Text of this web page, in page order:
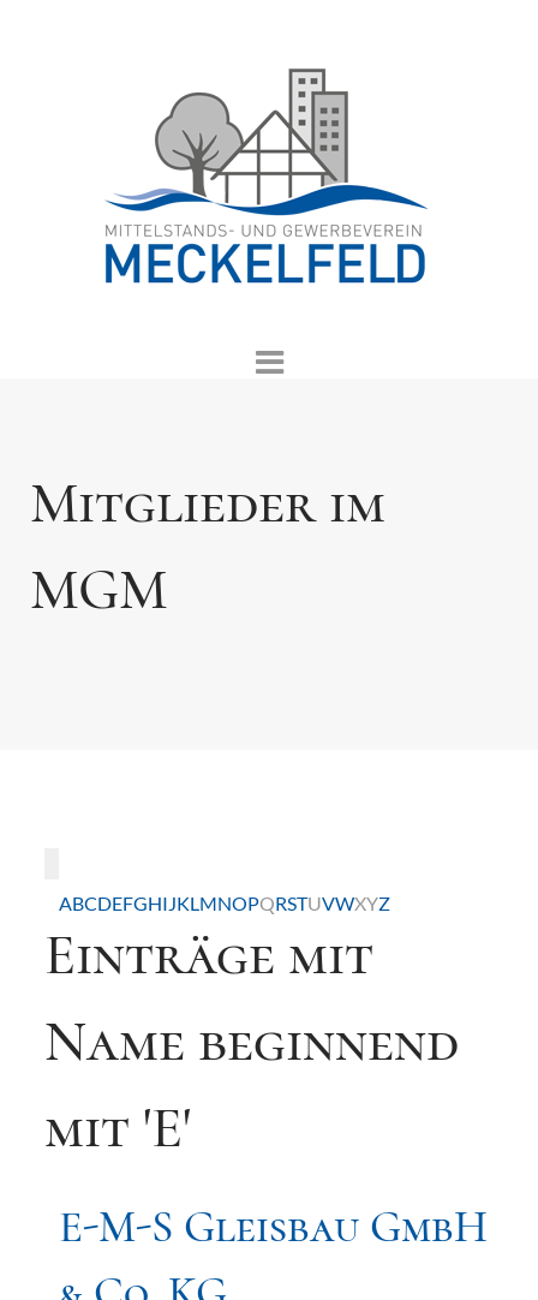
Mitglieder im
MGM
ABCDEFGHIJKLMNOPQRSTUVWXYZ
Einträge mit
Name beginnend
mit 'E'
E-M-S Gleisbau GmbH